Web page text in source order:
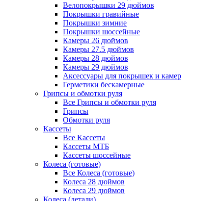
Велопокрышки 29 дюймов
Покрышки гравийные
Покрышки зимние
Покрышки шоссейные
Камеры 26 дюймов
Камеры 27.5 дюймов
Камеры 28 дюймов
Камеры 29 дюймов
Аксессуары для покрышек и камер
Герметики бескамерные
Грипсы и обмотки руля
Все Грипсы и обмотки руля
Грипсы
Обмотки руля
Кассеты
Все Кассеты
Кассеты МТБ
Кассеты шоссейные
Колеса (готовые)
Все Колеса (готовые)
Колеса 28 дюймов
Колеса 29 дюймов
Колеса (детали)